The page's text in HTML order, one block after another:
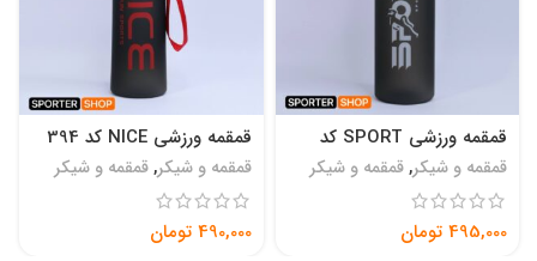
قمقمه ورزشی SPORT کد
1371
قمقمه و شیکر,قمقمه و شیکر
495,000 تومان
قمقمه ورزشی NICE کد 394
قمقمه و شیکر,قمقمه و شیکر
490,000 تومان